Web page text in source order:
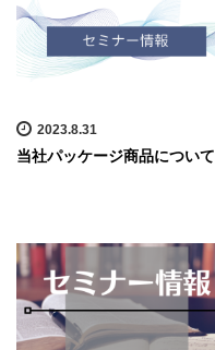
2023.8.31
当社パッケージ商品について